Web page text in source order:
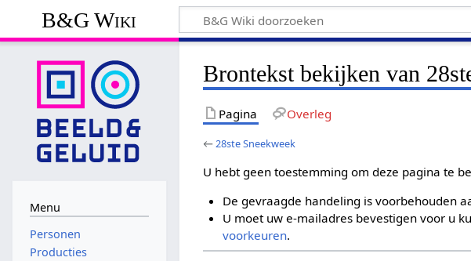
B&G Wiki
Brontekst bekijken van
Pagina Overleg
←28ste Sneekweek
U hebt geen toestemming om deze pagina te
De gevraagde handeling is voorbehouden
U moet uw e-mailadres bevestigen voor u
voorkeuren.
Menu
Personen
Producties